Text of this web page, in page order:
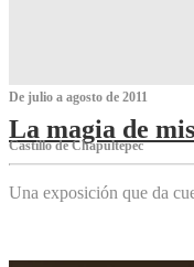
De julio a agosto de 2011
La magia de
Castillo de Chapultepec
Una exposición que da